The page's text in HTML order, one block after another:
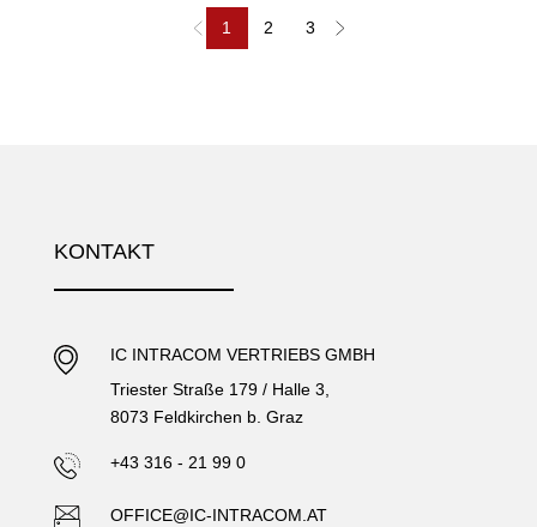
1 2 3
KONTAKT
IC INTRACOM VERTRIEBS GMBH
Triester Straße 179 / Halle 3,
8073 Feldkirchen b. Graz
+43 316 - 21 99 0
OFFICE@IC-INTRACOM.AT